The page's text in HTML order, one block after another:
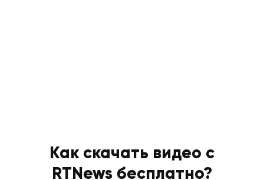
Как скачать видео с
RTNews бесплатно?